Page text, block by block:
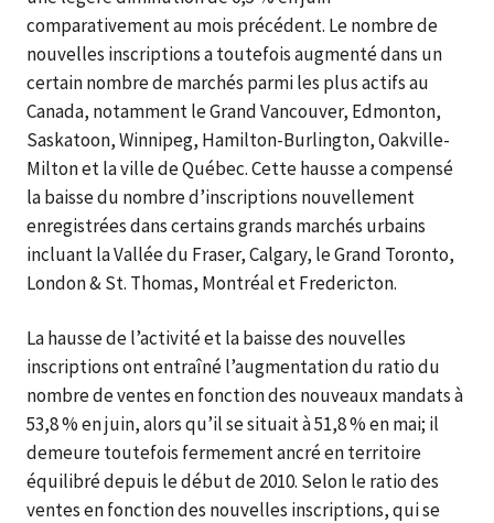
comparativement au mois précédent. Le nombre de
nouvelles inscriptions a toutefois augmenté dans un
certain nombre de marchés parmi les plus actifs au
Canada, notamment le Grand Vancouver, Edmonton,
Saskatoon, Winnipeg, Hamilton-Burlington, Oakville-
Milton et la ville de Québec. Cette hausse a compensé
la baisse du nombre d’inscriptions nouvellement
enregistrées dans certains grands marchés urbains
incluant la Vallée du Fraser, Calgary, le Grand Toronto,
London & St. Thomas, Montréal et Fredericton.
La hausse de l’activité et la baisse des nouvelles
inscriptions ont entraîné l’augmentation du ratio du
nombre de ventes en fonction des nouveaux mandats à
53,8 % en juin, alors qu’il se situait à 51,8 % en mai; il
demeure toutefois fermement ancré en territoire
équilibré depuis le début de 2010. Selon le ratio des
ventes en fonction des nouvelles inscriptions, qui se